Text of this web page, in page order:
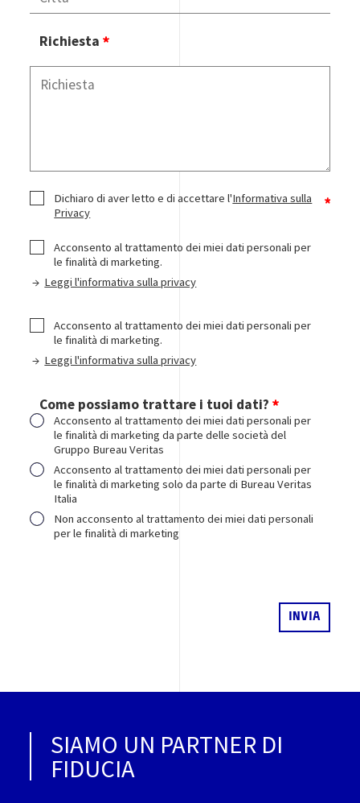
Richiesta
Dichiaro di aver letto e di accettare l'Informativa sulla
Privacy
Acconsento al trattamento dei miei dati personali per
le finalità di marketing.
→ Leggi l'informativa sulla privacy
Acconsento al trattamento dei miei dati personali per
le finalità di marketing.
→ Leggi l'informativa sulla privacy
Come possiamo trattare i tuoi dati?
Acconsento al trattamento dei miei dati personali per
le finalità di marketing da parte delle società del
Gruppo Bureau Veritas
Acconsento al trattamento dei miei dati personali per
le finalità di marketing solo da parte di Bureau Veritas
Italia
Non acconsento al trattamento dei miei dati personali
per le finalità di marketing
SIAMO UN PARTNER DI
FIDUCIA